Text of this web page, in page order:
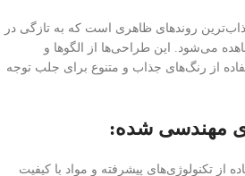
روندهای ظاهری است که به تازگی در
می‌شود. این طراحی‌ها از الگوها و
از رنگ‌های جذاب و متنوع برای جلب توجه
از تکنولوژی‌های پیشرفته و مواد با کیفیت